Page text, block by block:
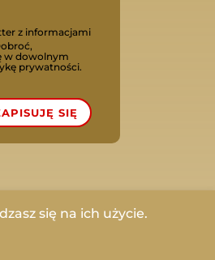
z informacjami
w dowolnym
prywatności.
SIĘ
|Regulamin
się na ich użycie.